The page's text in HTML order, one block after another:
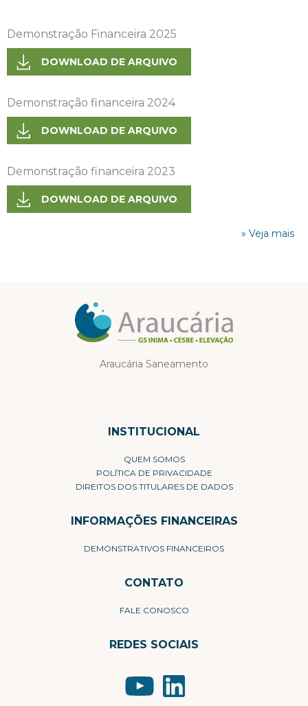
Demonstração Financeira 2025
DOWNLOAD DE ARQUIVO
Demonstração financeira 2024
DOWNLOAD DE ARQUIVO
Demonstração financeira 2023
DOWNLOAD DE ARQUIVO
» Veja mais
Araucária Saneamento
INSTITUCIONAL
QUEM SOMOS
POLÍTICA DE PRIVACIDADE
DIREITOS DOS TITULARES DE DADOS
INFORMAÇÕES FINANCEIRAS
DEMONSTRATIVOS FINANCEIROS
CONTATO
FALE CONOSCO
REDES SOCIAIS